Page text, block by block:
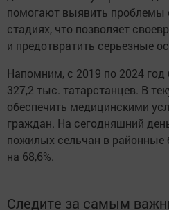
помогают выявить проблемы
стадиях, что позволяет
и предотвратить серьезные
Напомним, с 2019 по 2024
327,2 тыс. татарстанцев. В
обеспечить медицинскими
граждан. На сегодняшний
пожилых сельчан в
на 68,6%.
Следите за самым